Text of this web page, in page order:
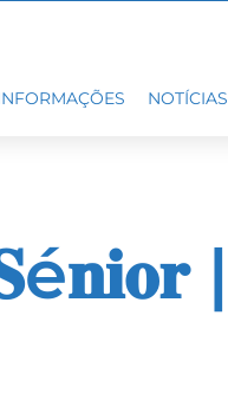
NOTÍCIAS
|